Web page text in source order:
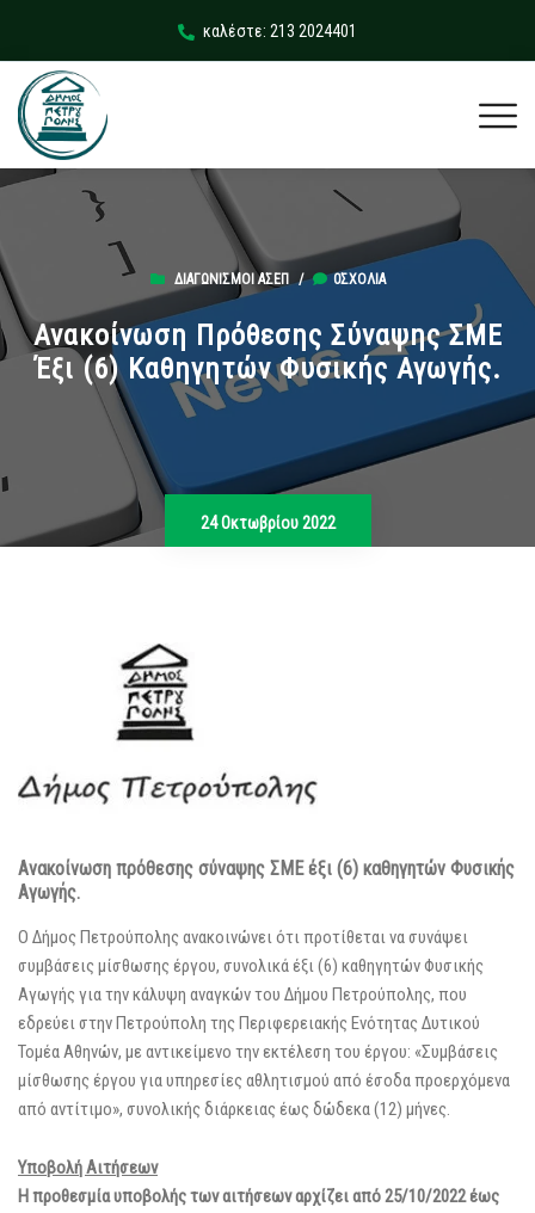
καλέστε: 213 2024401
ΔΙΑΓΩΝΙΣΜΟΊ ΑΣΕΠ / 0ΣΧΌΛΙΑ
Ανακοίνωση Πρόθεσης Σύναψης ΣΜΕ
Έξι (6) Καθηγητών Φυσικής Αγωγής.
24 Οκτωβρίου 2022
Ανακοίνωση πρόθεσης σύναψης ΣΜΕ έξι (6) καθηγητών Φυσικής
Αγωγής.
Ο Δήμος Πετρούπολης ανακοινώνει ότι προτίθεται να συνάψει
συμβάσεις μίσθωσης έργου, συνολικά έξι (6) καθηγητών Φυσικής
Αγωγής για την κάλυψη αναγκών του Δήμου Πετρούπολης, που
εδρεύει στην Πετρούπολη της Περιφερειακής Ενότητας Δυτικού
Τομέα Αθηνών, με αντικείμενο την εκτέλεση του έργου: «Συμβάσεις
μίσθωσης έργου για υπηρεσίες αθλητισμού από έσοδα προερχόμενα
από αντίτιμο», συνολικής διάρκειας έως δώδεκα (12) μήνες.
Υποβολή Αιτήσεων
Η προθεσμία υποβολής των αιτήσεων αρχίζει από 25/10/2022 έως